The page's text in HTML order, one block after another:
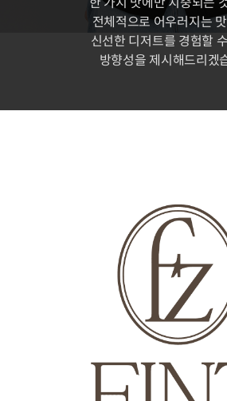
전체적으로 어우러지는
신선한 디저트를 경험할
방향성을 제시해드리겠
페이스트리 셰프 김범주
현) 핀즈 오너 페이스트리 셰프
전) 밍글스(mingles) 페이스트리 셰프